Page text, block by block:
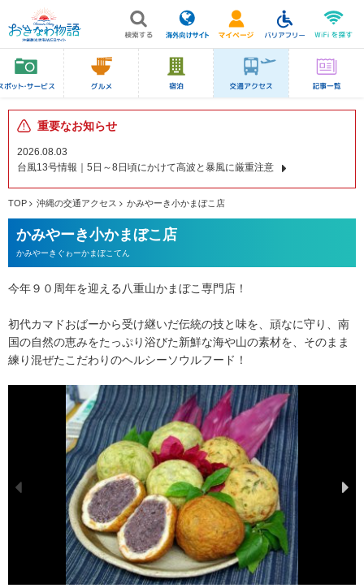
重要なお知らせ
2026.08.03
台風13号情報｜5日～8日頃にかけて高波と暴風に厳重注意
TOP 沖縄の交通アクセス かみやーき小かまぼこ店
かみやーき小かまぼこ店
かみやーきぐゎーかまぼこてん
今年９０周年を迎える八重山かまぼこ専門店！
初代カマドおばーから受け継いだ伝統の技と味を、頑なに守り、南
国の自然の恵みをたっぷり浴びた新鮮な海や山の素材を、そのまま
練り混ぜたこだわりのヘルシーソウルフード！